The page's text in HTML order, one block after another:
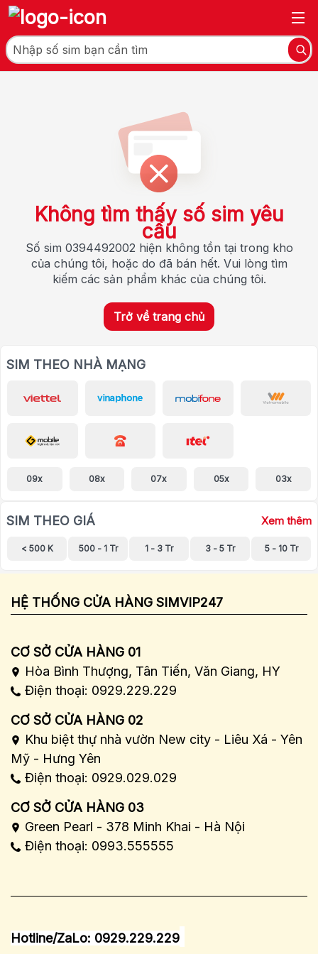
Không tìm thấy số sim yêu
cầu
Số sim 0394492002 hiện không tồn tại trong kho
của chúng tôi, hoặc do đã bán hết. Vui lòng tìm
kiếm các sản phẩm khác của chúng tôi.
Trở về trang chủ
SIM THEO NHÀ MẠNG
09x 08x 07x 05x 03x
SIM THEO GIÁ Xem thêm
< 500 K 500 - 1 Tr 1 - 3 Tr 3 - 5 Tr 5 - 10 Tr
HỆ THỐNG CỬA HÀNG SIMVIP247
CƠ SỞ CỬA HÀNG 01
Hòa Bình Thượng, Tân Tiến, Văn Giang, HY
Điện thoại: 0929.229.229
CƠ SỞ CỬA HÀNG 02
Khu biệt thự nhà vườn New city - Liêu Xá - Yên
Mỹ - Hưng Yên
Điện thoại: 0929.029.029
CƠ SỞ CỬA HÀNG 03
Green Pearl - 378 Minh Khai - Hà Nội
Điện thoại: 0993.555555
Hotline/ZaLo: 0929.229.229